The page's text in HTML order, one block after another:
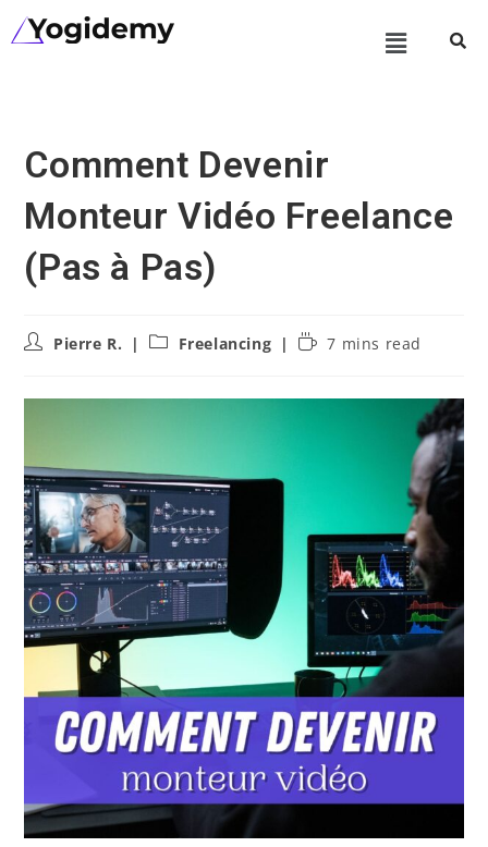
Comment Devenir
Monteur Vidéo Freelance
(Pas à Pas)
Pierre R. Freelancing 7 mins read